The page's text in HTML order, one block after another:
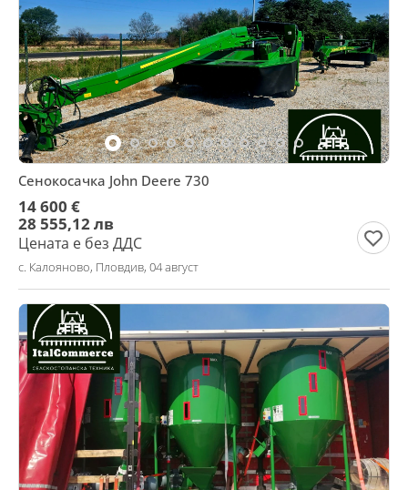
Сенокосачка John Deere 730
14 600 €
28 555,12 лв
Цената е без ДДС
с. Калояново, Пловдив, 04 август